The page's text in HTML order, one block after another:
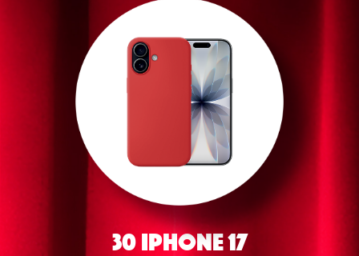
30 iPhone 17